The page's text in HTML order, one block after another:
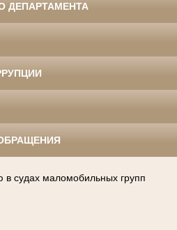
ДЕПАРТАМЕНТА
в судах маломобильных групп